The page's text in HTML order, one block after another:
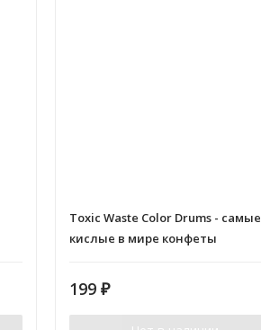
Toxic Waste Color Drums - самые
кислые в мире конфеты
199 ₽